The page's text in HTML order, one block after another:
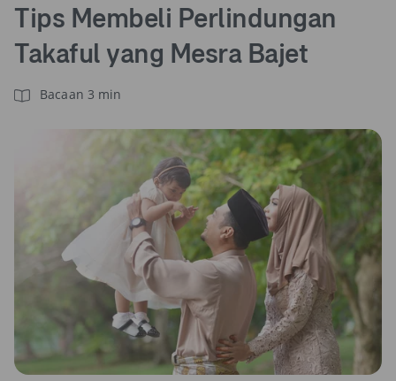
Tips Membeli Perlindungan
Takaful yang Mesra Bajet
Bacaan 3 min